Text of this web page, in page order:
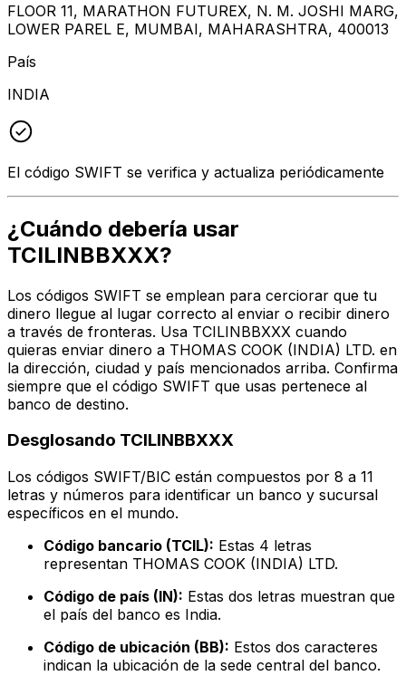
FLOOR 11, MARATHON FUTUREX, N. M. JOSHI MARG,
LOWER PAREL E, MUMBAI, MAHARASHTRA, 400013
País
INDIA
El código SWIFT se verifica y actualiza periódicamente
¿Cuándo debería usar
TCILINBBXXX?
Los códigos SWIFT se emplean para cerciorar que tu
dinero llegue al lugar correcto al enviar o recibir dinero
a través de fronteras. Usa TCILINBBXXX cuando
quieras enviar dinero a THOMAS COOK (INDIA) LTD. en
la dirección, ciudad y país mencionados arriba. Confirma
siempre que el código SWIFT que usas pertenece al
banco de destino.
Desglosando TCILINBBXXX
Los códigos SWIFT/BIC están compuestos por 8 a 11
letras y números para identificar un banco y sucursal
específicos en el mundo.
Código bancario (TCIL): Estas 4 letras
representan THOMAS COOK (INDIA) LTD.
Código de país (IN): Estas dos letras muestran que
el país del banco es India.
Código de ubicación (BB): Estos dos caracteres
indican la ubicación de la sede central del banco.